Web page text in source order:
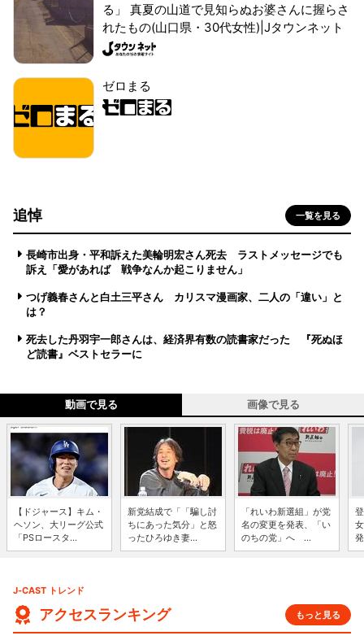
る」 真夏の山道で見知らぬお婆さんに握らさ
れたもの(山口県・30代女性)|Jタウンネット
ゼロまる
追悼 一覧を見る
長崎市出身・平和訴えた美輪明宏さん死去 ラストメッセージでも
訴え「愛があれば 戦争なんか起こりません」
つげ義春さんと白土三平さん カリスマ漫画家、二人の「違い」と
は？
死去した丹羽宇一郎さんは、経済界有数の読書家だった 『死ぬほ
ど読書』ベストセラーに
動画で見る 画像で見る
【ドジャース】キム・
ヘソン、大リーグ公式
「PSロースタ...
新党結成で「「騙し討
ちにあった気分」と怒
ったひろゆき妻...
「れいわ新選組」が党
名の変更を発表、「い
のちの党」へ ...
J-CAST トレンド
アクセスランキング もっと見る